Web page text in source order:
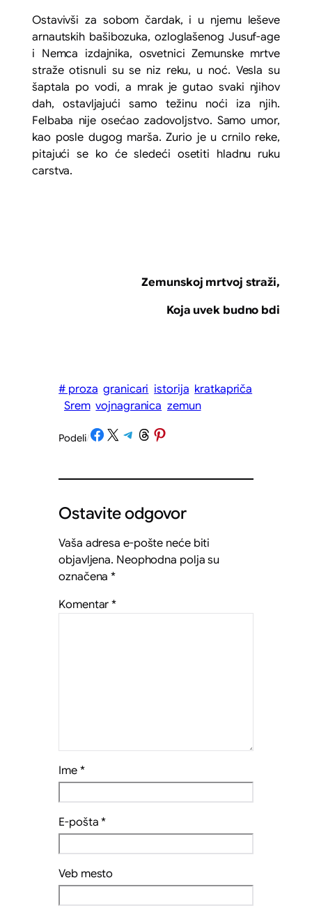
Ostavivši za sobom čardak, i u njemu leševe
arnautskih bašibozuka, ozloglašenog Jusuf-age
i Nemca izdajnika, osvetniciZemunske mrtve
stražeotisnuli su se niz reku, u noć. Vesla su
šaptala po vodi, a mrak je gutao svaki njihov
dah, ostavljajući samo težinu noći iza njih.
Felbaba nije osećao zadovoljstvo. Samo umor,
kao posle dugog marša. Zurio je u crnilo reke,
pitajući se ko će sledeći osetiti hladnu ruku
carstva.
Zemunskoj mrtvoj straži,
Koja uvek budno bdi
# proza granicari istorija kratkapriča
Srem vojnagranica zemun
Podeli/Share on Facebook
Share on X Share on Telegram
Share on Threads
Share on Pinterest
Ostavite odgovor
Vaša adresa e-pošte neće biti
objavljena. Neophodna polja su
označena*
Komentar*
Ime *
E-pošta*
Veb mesto